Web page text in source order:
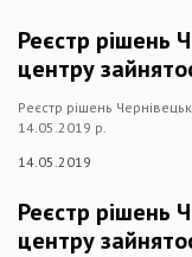
Реєстр рішень
центру
Реєстр рішень
14.05.2019 р.
14.05.2019
Реєстр рішень
центру